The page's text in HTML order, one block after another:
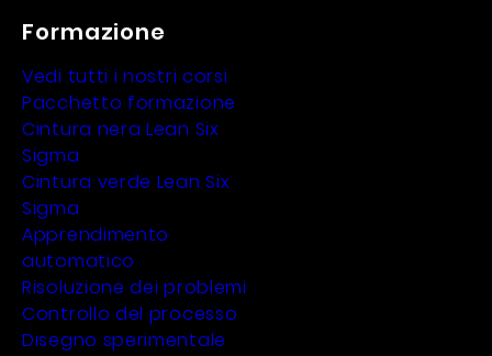
Formazione
Vedi tutti i nostri corsi
Pacchetto formazione
Cintura nera Lean Six
Sigma
Cintura verde Lean Six
Sigma
Apprendimento
automatico
Risoluzione dei problemi
Controllo del processo
Disegno sperimentale